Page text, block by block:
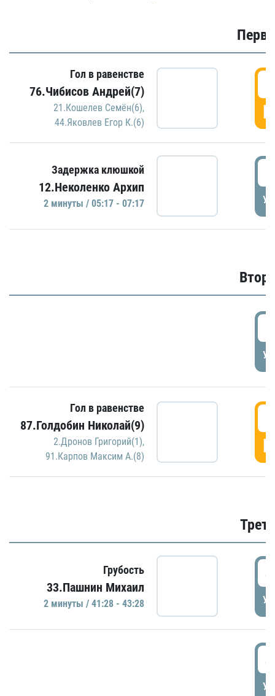
Гол в равенстве
76.Чибисов Андрей(7)
21.Кошелев Семён(6),
44.Яковлев Егор К.(6)
Задержка клюшкой
12.Неколенко Архип
2 минуты / 05:17 - 07:17
Гол в равенстве
87.Голдобин Николай(9)
2.Дронов Григорий(1),
91.Карпов Максим А.(8)
Грубость
33.Пашнин Михаил
2 минуты / 41:28 - 43:28